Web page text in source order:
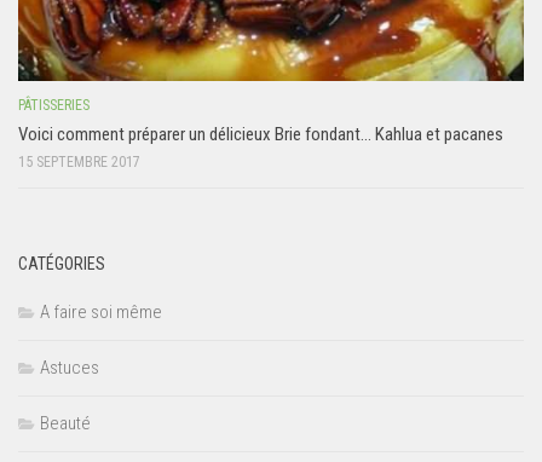
PÂTISSERIES
Voici comment préparer un délicieux Brie fondant… Kahlua et pacanes
15 SEPTEMBRE 2017
CATÉGORIES
A faire soi même
Astuces
Beauté